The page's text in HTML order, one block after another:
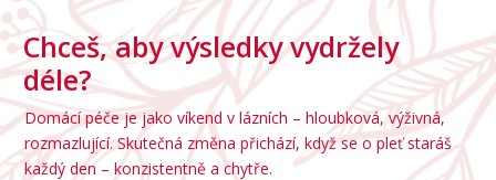
Chceš, aby výsledky vydržely
déle?
Domácí péče je jako víkend v lázních – hloubková, výživná,
rozmazlující. Skutečná změna přichází, když se o pleť staráš
každý den – konzistentně a chytře.